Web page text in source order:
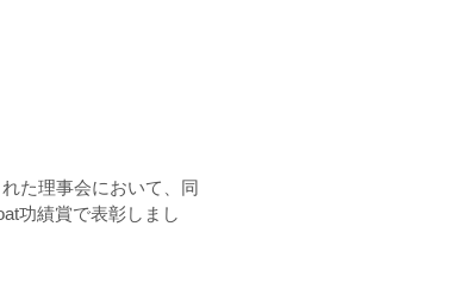
た理事会において、同
功績賞で表彰しまし